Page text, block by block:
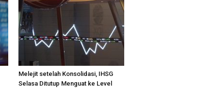
Melejit setelah Konsolidasi, IHSG
Selasa Ditutup Menguat ke Level